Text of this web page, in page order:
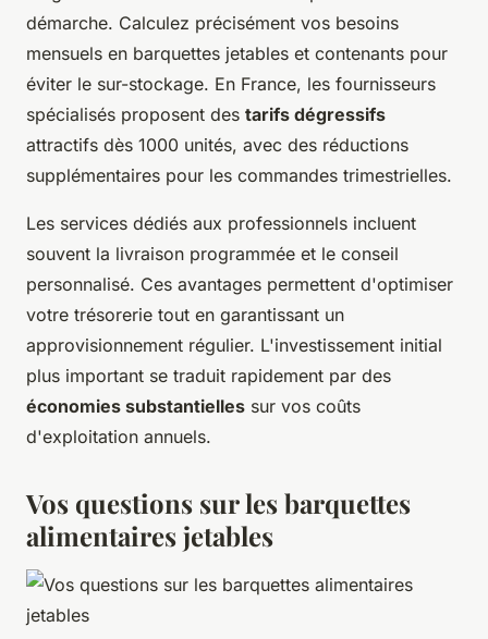
démarche. Calculez précisément vos besoins
mensuels en barquettes jetables et contenants pour
éviter le sur-stockage. En France, les fournisseurs
spécialisés proposent des tarifs dégressifs
attractifs dès 1000 unités, avec des réductions
supplémentaires pour les commandes trimestrielles.
Les services dédiés aux professionnels incluent
souvent la livraison programmée et le conseil
personnalisé. Ces avantages permettent d'optimiser
votre trésorerie tout en garantissant un
approvisionnement régulier. L'investissement initial
plus important se traduit rapidement par des
économies substantielles sur vos coûts
d'exploitation annuels.
Vos questions sur les barquettes
alimentaires jetables